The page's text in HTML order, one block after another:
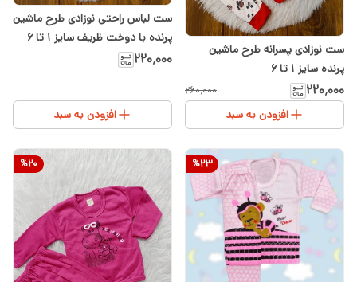
ست نوزادی پسرانه طرح ماشین
پرنده سایز ۱ تا ۶
۲۲۰٬۰۰۰ ۲۶۰٬۰۰۰
افزودن به سبد
ست لباس راحتی نوزادی طرح ماشین
پرنده با دوخت ظریف سایز ۱ تا ۶
۲۲۰٬۰۰۰
افزودن به سبد
%23
%20